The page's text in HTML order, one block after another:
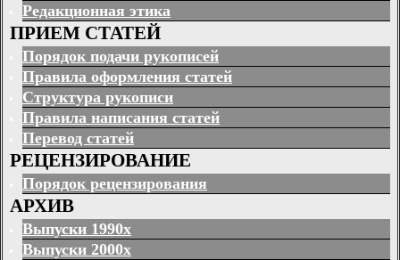
Редакционная этика
ПРИЕМ СТАТЕЙ
Порядок подачи рукописей
Правила оформления статей
Структура рукописи
Правила написания статей
Перевод статей
РЕЦЕНЗИРОВАНИЕ
Порядок рецензирования
АРХИВ
Выпуски 1990х
Выпуски 2000х